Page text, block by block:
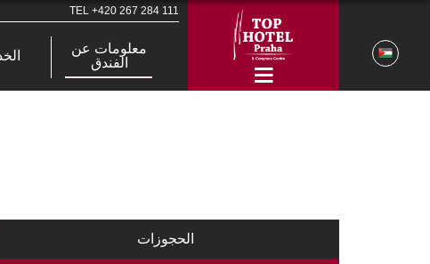
TEL +420 267 284 111
معلومات عن
الفندق
الحجوزات